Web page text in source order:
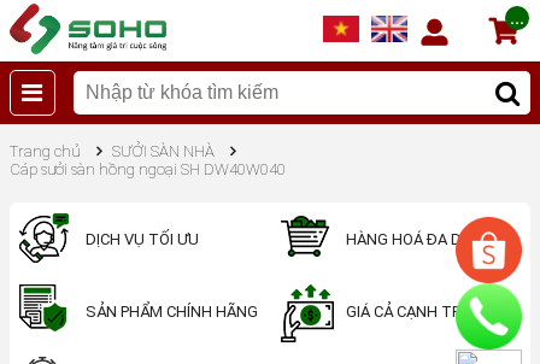
...
Trang chủ
SƯỞI SÀN NHÀ
Cáp sưởi sàn hồng ngoại SH DW40W040
DỊCH VỤ TỐI ƯU HÀNG HOÁ ĐA DẠNG
SẢN PHẨM CHÍNH HÃNG GIÁ CẢ CẠNH TRANH